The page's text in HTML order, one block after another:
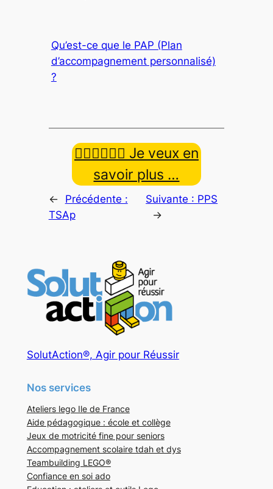
Qu’est-ce que le PAP (Plan
d’accompagnement personnalisé)
?
👉🏿👉🏾👉🏼 Je veux en
savoir plus …
←
Précédente :
TSAp
Suivante : PPS
→
SolutAction®, Agir pour Réussir
Nos services
Ateliers lego Ile de France
Aide pédagogique : école et collège
Jeux de motricité fine pour seniors
Accompagnement scolaire tdah et dys
Teambuilding LEGO®
Confiance en soi ado